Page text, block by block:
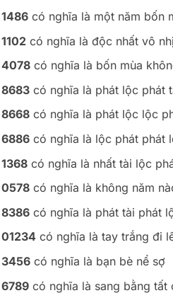
1486có nghĩa là một năm bốn
1102có nghĩa là độc nhất vô nhị
4078có nghĩa là bốn mùa
8683có nghĩa là phát lộc phát
8668có nghĩa là phát lộc lộc
6886có nghĩa là lộc phát phát
1368có nghĩa là nhất tài lộc
0578có nghĩa là không năm
8386có nghĩa là phát tài phát
01234 có nghĩa là tay trắng đi
3456có nghĩa là bạn bè nể sợ
6789có nghĩa là sang bằng tất